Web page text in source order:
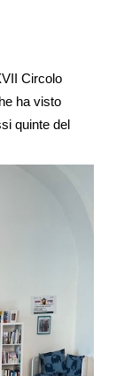
Circolo
ha visto
quinte del